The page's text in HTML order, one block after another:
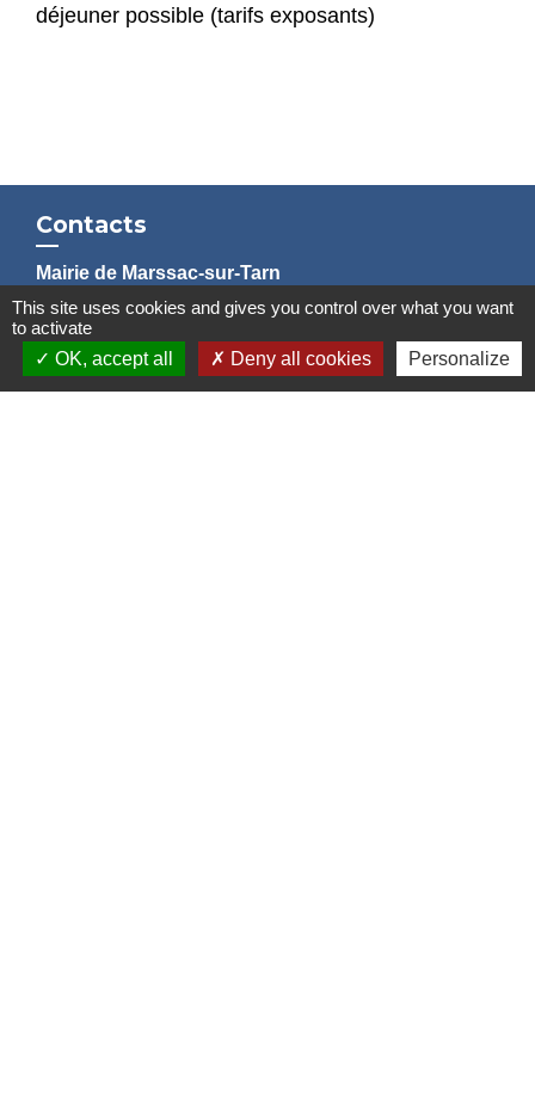
déjeuner possible (tarifs exposants)
Contacts
Mairie de Marssac-sur-Tarn
2 Rue Tonimarié
81150 Marssac-sur-Tarn - FRANCE
+33 5 63 55 40 47
accueil@marssac-sur-tarn.fr
This site uses cookies and gives you control over what you want
to activate
OK, accept all
Deny all cookies Personalize